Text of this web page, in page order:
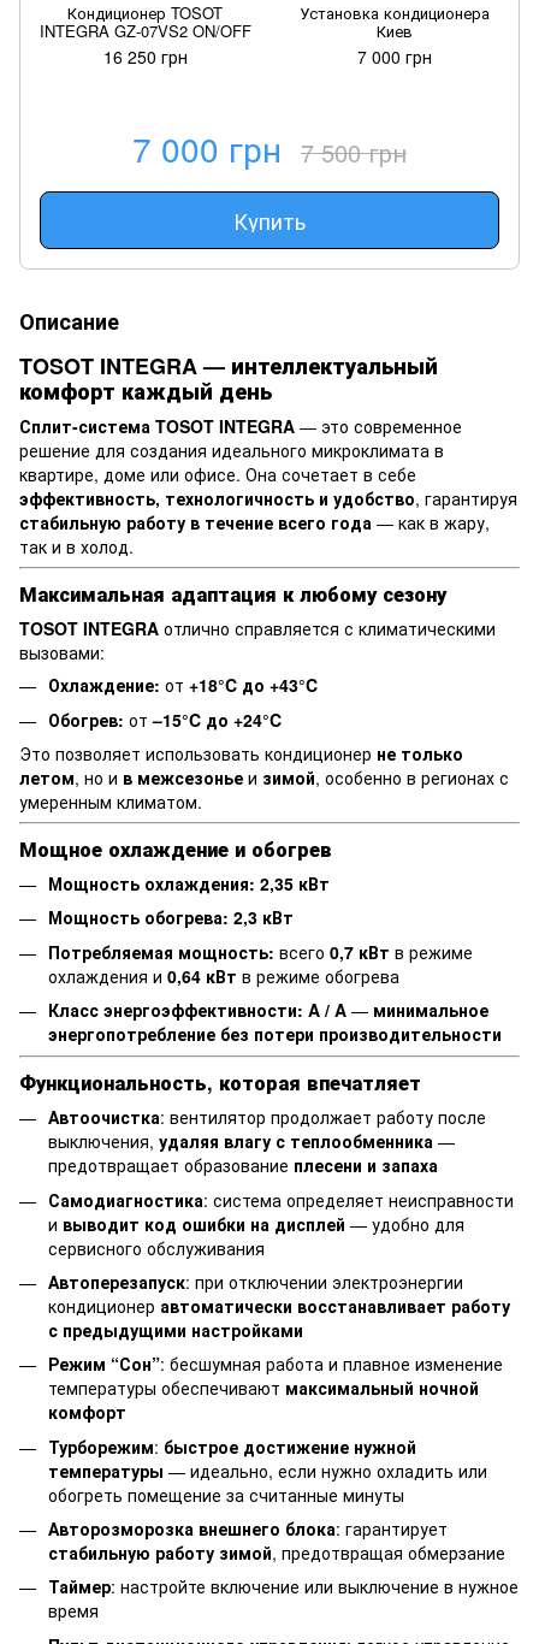
Кондиционер TOSOT
INTEGRA GZ-07VS2 ON/OFF
16 250 грн
Установка кондиционера
Киев
7 000 грн
7 000 грн 7 500 грн
Купить
Описание
TOSOT INTEGRA — интеллектуальный
комфорт каждый день
Сплит-система TOSOT INTEGRA — это современное
решение для создания идеального микроклимата в
квартире, доме или офисе. Она сочетает в себе
эффективность, технологичность и удобство, гарантируя
стабильную работу в течение всего года — как в жару,
так и в холод.
Максимальная адаптация к любому сезону
TOSOT INTEGRA отлично справляется с климатическими
вызовами:
Охлаждение: от +18°C до +43°C
Обогрев: от–15°C до +24°C
Это позволяет использовать кондиционер не только
летом, но и в межсезонье и зимой, особенно в регионах с
умеренным климатом.
Мощное охлаждение и обогрев
Мощность охлаждения: 2,35 кВт
Мощность обогрева: 2,3 кВт
Потребляемая мощность: всего 0,7 кВт в режиме
охлаждения и 0,64 кВт в режиме обогрева
Класс энергоэффективности: A / A — минимальное
энергопотребление без потери производительности
Функциональность, которая впечатляет
Автоочистка: вентилятор продолжает работу после
выключения, удаляя влагу с теплообменника —
предотвращает образование плесени и запаха
Самодиагностика: система определяет неисправности
и выводит код ошибки на дисплей — удобно для
сервисного обслуживания
Автоперезапуск: при отключении электроэнергии
кондиционер автоматически восстанавливает работу
с предыдущими настройками
Режим “Сон”: бесшумная работа и плавное изменение
температуры обеспечивают максимальный ночной
комфорт
Турборежим: быстрое достижение нужной
температуры — идеально, если нужно охладить или
обогреть помещение за считанные минуты
Авторозморозка внешнего блока: гарантирует
стабильную работу зимой, предотвращая обмерзание
Таймер: настройте включение или выключение в нужное
время